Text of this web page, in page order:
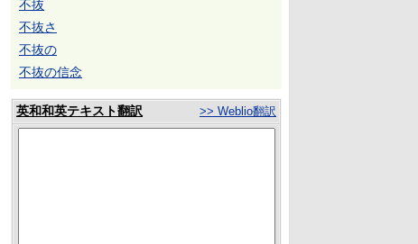
不抜
不抜さ
不抜の
不抜の信念
英和和英テキスト翻訳 >> Weblio翻訳